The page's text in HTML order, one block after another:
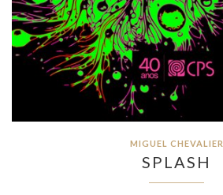
MIGUEL CHEVALIER
SPLASH